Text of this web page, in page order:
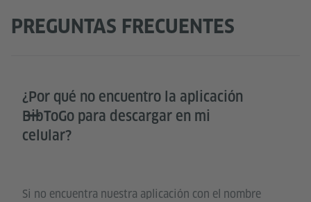
PREGUNTAS FRECUENTES
¿Por qué no encuentro la aplicación
BibToGo para descargar en mi
celular?
Si no encuentra nuestra aplicación con el nombre